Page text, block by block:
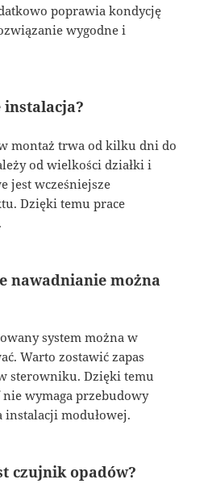
poprawia kondycję
wygodne i
instalacja?
montaż trwa od kilku dni do
od wielkości działki i
jest wcześniejsze
Dzięki temu prace
nawadnianie można
system można w
Warto zostawić zapas
sterowniku. Dzięki temu
wymaga przebudowy
instalacji modułowej.
czujnik opadów?